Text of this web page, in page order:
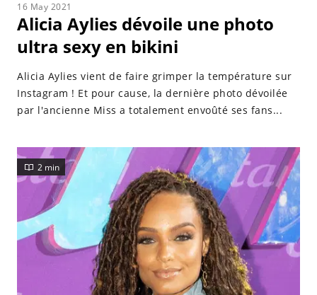
16 May 2021
Alicia Aylies dévoile une photo
ultra sexy en bikini
Alicia Aylies vient de faire grimper la température sur
Instagram ! Et pour cause, la dernière photo dévoilée
par l'ancienne Miss a totalement envoûté ses fans...
2 min